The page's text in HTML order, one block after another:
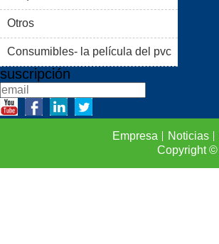
(II)
Otros
Consumibles- la película del pvc
suscripción
Empresa Noticias
Copyright